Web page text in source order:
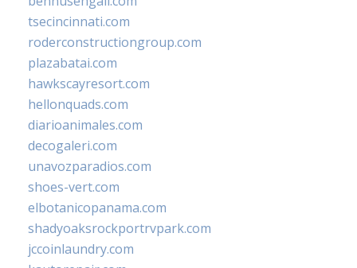
tsecincinnati.com
roderconstructiongroup.com
plazabatai.com
hawkscayresort.com
hellonquads.com
diarioanimales.com
decogaleri.com
unavozparadios.com
shoes-vert.com
elbotanicopanama.com
shadyoaksrockportrvpark.com
jccoinlaundry.com